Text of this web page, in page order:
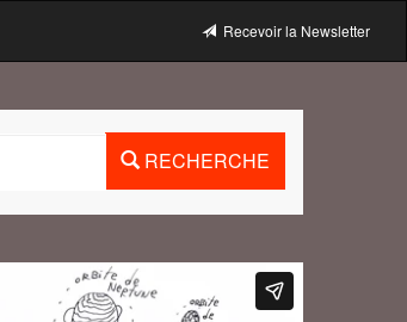
Recevoir la Newsletter
RECHERCHE